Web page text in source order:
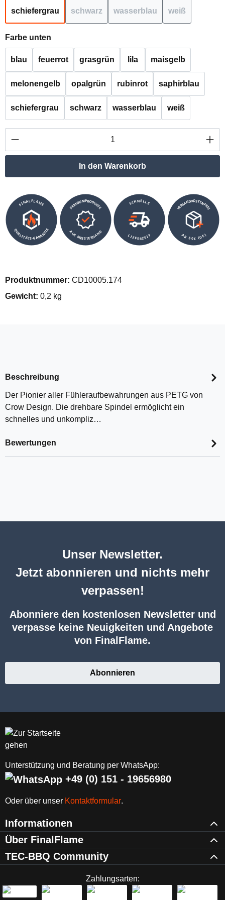
schiefergrau
(Diese Option ist zurzeit nicht verfügbar.)
schwarz wasserblau weiß
Farbe unten
blau feuerrot grasgrün lila maisgelb
melonengelb opalgrün rubinrot saphirblau
schiefergrau schwarz wasserblau weiß
Produkt Anzahl: Gib den gewünschten
In den Warenkorb
FINALFLAME
QUALITÄTS-GARANTIE
PREMIUMPRODUKTE
AUS MEISTERHAND
SCHNELLE
LIEFERZEIT
VERSANDKOSTENFREI
AB 50€ (DE)
Produktnummer: CD10005.174
Gewicht: 0,2 kg
Beschreibung
Der Pionier aller Fühleraufbewahrungen aus PETG von
Crow Design. Die drehbare Spindel ermöglicht ein
schnelles und unkompliz…
Bewertungen
Unser Newsletter.
Jetzt abonnieren und nichts mehr
verpassen!
Abonniere den kostenlosen Newsletter und
verpasse keine Neuigkeiten und Angebote
von FinalFlame.
Abonnieren
Unterstützung und Beratung per WhatsApp:
+49 (0) 151 - 19656980
Oder über unser Kontaktformular.
Informationen
Über FinalFlame
TEC-BBQ Community
Zahlungsarten: